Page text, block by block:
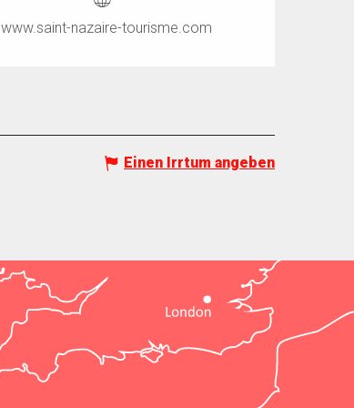
www.saint-nazaire-tourisme.com
Einen Irrtum angeben